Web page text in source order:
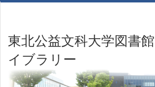
東北公益文科大学図書
イブラリー